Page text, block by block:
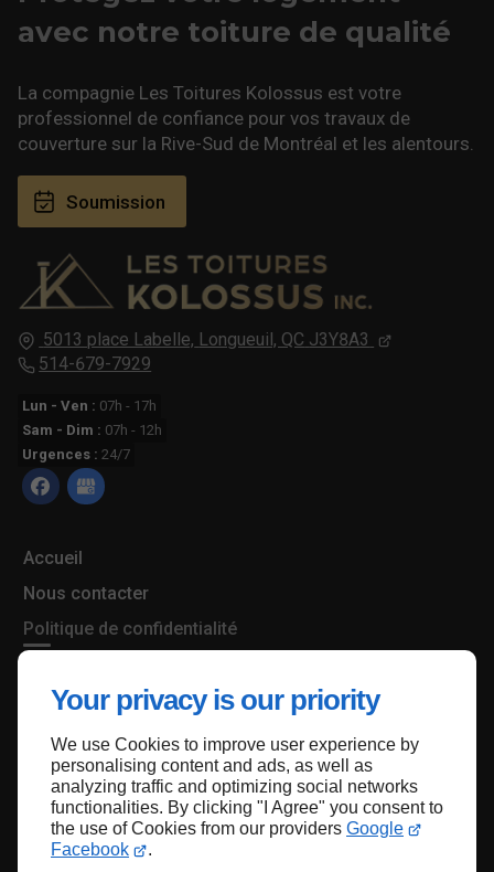
Your privacy is our priority
We use Cookies to improve user experience by
personalising content and ads, as well as
analyzing traffic and optimizing social networks
functionalities. By clicking "I Agree" you consent to
the use of Cookies from our providers Google
Facebook
.
5013 place Labelle, Longueuil, QC J3Y8A3
514-679-7929
Lun - Ven : 07h - 17h
Sam - Dim : 07h - 12h
Urgences :24/7
Accueil
Nous contacter
Politique de confidentialité
avec notre toiture de qualité
La compagnie Les Toitures Kolossus est votre
professionnel de confiance pour vos travaux de
couverture sur la Rive-Sud de Montréal et les alentours.
Soumission
Haut de page